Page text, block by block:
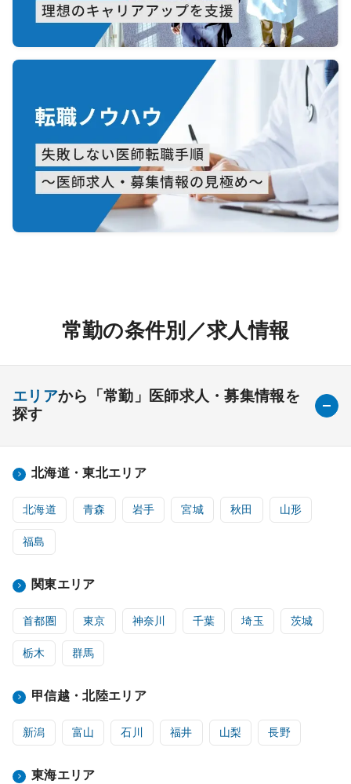
常勤の条件別／求人情報
エリアから「常勤」医師求人・募集情報を
探す
北海道・東北エリア
北海道 青森 岩手 宮城 秋田 山形
福島
関東エリア
首都圏 東京 神奈川 千葉 埼玉 茨城
栃木 群馬
甲信越・北陸エリア
新潟 富山 石川 福井 山梨 長野
東海エリア